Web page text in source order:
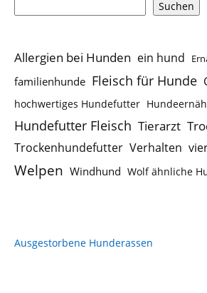
Suchen
Allergien bei Hunden ein hund
familienhunde Fleisch für Hunde
hochwertiges Hundefutter
Hundefutter Fleisch Tierarzt
Trockenhundefutter Verhalten
Welpen Windhund Wolf ähnliche
Ausgestorbene Hunderassen